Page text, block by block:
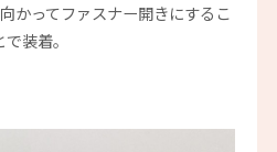
かってファスナー開きにするこ
で装着。